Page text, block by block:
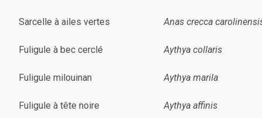
Sarcelle à ailes vertes Anas crecca
Fuligule à bec cerclé Aythya collaris
Fuligule milouinan Aythya marila
Fuligule à tête noire Aythya affinis